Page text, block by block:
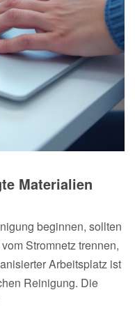
Materialien
beginnen, sollten
Stromnetz trennen,
Arbeitsplatz ist
Reinigung. Die